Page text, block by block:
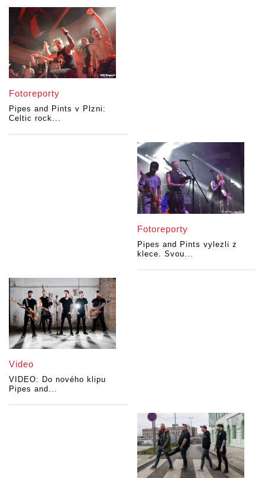
Fotoreporty
Pipes and Pints v Plzni:
Celtic rock...
Fotoreporty
Pipes and Pints vylezli z
klece. Svou...
Video
VIDEO: Do nového klipu
Pipes and...